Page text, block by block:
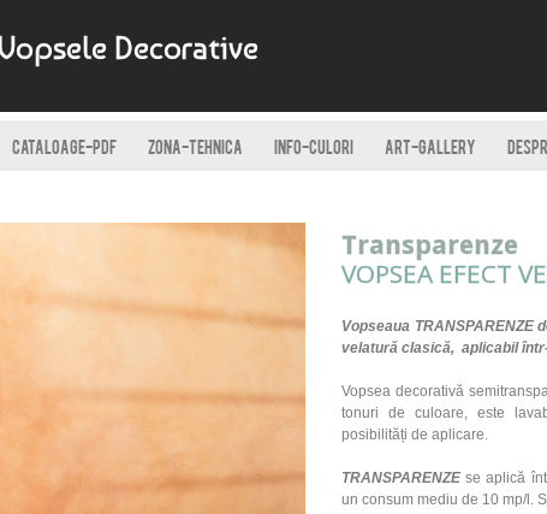
Decorative
CATALOAGE-PDF ZONA-TEHNICA INFO-CULORI ART-GALLERY
Transparenze
VOPSEA EFECT
​Vopseaua TRANSPARENZE
velatură clasică, aplicabil
Vopsea decorativă
tonuri de culoare, este
posibilități de aplicare.
TRANSPARENZEse aplică î
un consum mediu de 10 mp/l.